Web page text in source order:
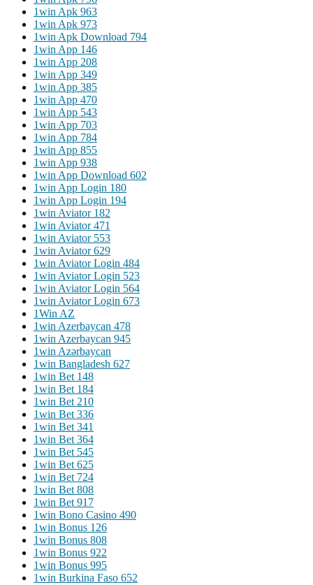
1win Apk 963
1win Apk 973
1win Apk Download 794
1win App 146
1win App 208
1win App 349
1win App 385
1win App 470
1win App 543
1win App 703
1win App 784
1win App 855
1win App 938
1win App Download 602
1win App Login 180
1win App Login 194
1win Aviator 182
1win Aviator 471
1win Aviator 553
1win Aviator 629
1win Aviator Login 484
1win Aviator Login 523
1win Aviator Login 564
1win Aviator Login 673
1Win AZ
1win Azerbaycan 478
1win Azerbaycan 945
1win Azərbaycan
1win Bangladesh 627
1win Bet 148
1win Bet 184
1win Bet 210
1win Bet 336
1win Bet 341
1win Bet 364
1win Bet 545
1win Bet 625
1win Bet 724
1win Bet 808
1win Bet 917
1win Bono Casino 490
1win Bonus 126
1win Bonus 808
1win Bonus 922
1win Bonus 995
1win Burkina Faso 652